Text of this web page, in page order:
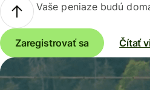
Vaše peniaze budú
Zaregistrovať sa Čítať